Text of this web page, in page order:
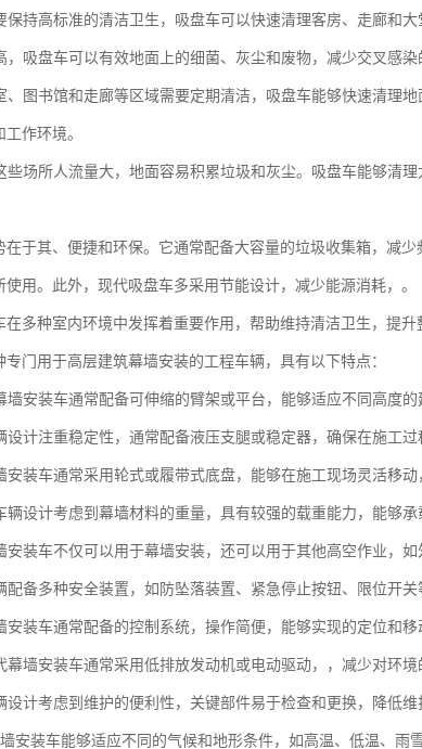
保持高标准的清洁卫生，吸盘车可以快速清理客房、走廊和大
，吸盘车可以有效地面上的细菌、灰尘和废物，减少交叉感染
、图书馆和走廊等区域需要定期清洁，吸盘车能够快速清理
作环境。
些场所人流量大，地面容易积累垃圾和灰尘。吸盘车能够清
在于其、便捷和环保。它通常配备大容量的垃圾收集箱，减
用。此外，现代吸盘车多采用节能设计，减少能源消耗，。
在多种室内环境中发挥着重要作用，帮助维持清洁卫生，提升
门用于高层建筑幕墙安装的工程车辆，具有以下特点：
墙安装车通常配备可伸缩的臂架或平台，能够适应不同高度
设计注重稳定性，通常配备液压支腿或稳定器，确保在施工过
安装车通常采用轮式或履带式底盘，能够在施工现场灵活移动
辆设计考虑到幕墙材料的重量，具有较强的载重能力，能够承
安装车不仅可以用于幕墙安装，还可以用于其他高空作业，如
配备多种安全装置，如防坠落装置、紧急停止按钮、限位开关
安装车通常配备的控制系统，操作简便，能够实现的定位和移
幕墙安装车通常采用低排放发动机或电动驱动，，减少对环境
设计考虑到维护的便利性，关键部件易于检查和更换，降低维
安装车能够适应不同的气候和地形条件，如高温、低温、雨